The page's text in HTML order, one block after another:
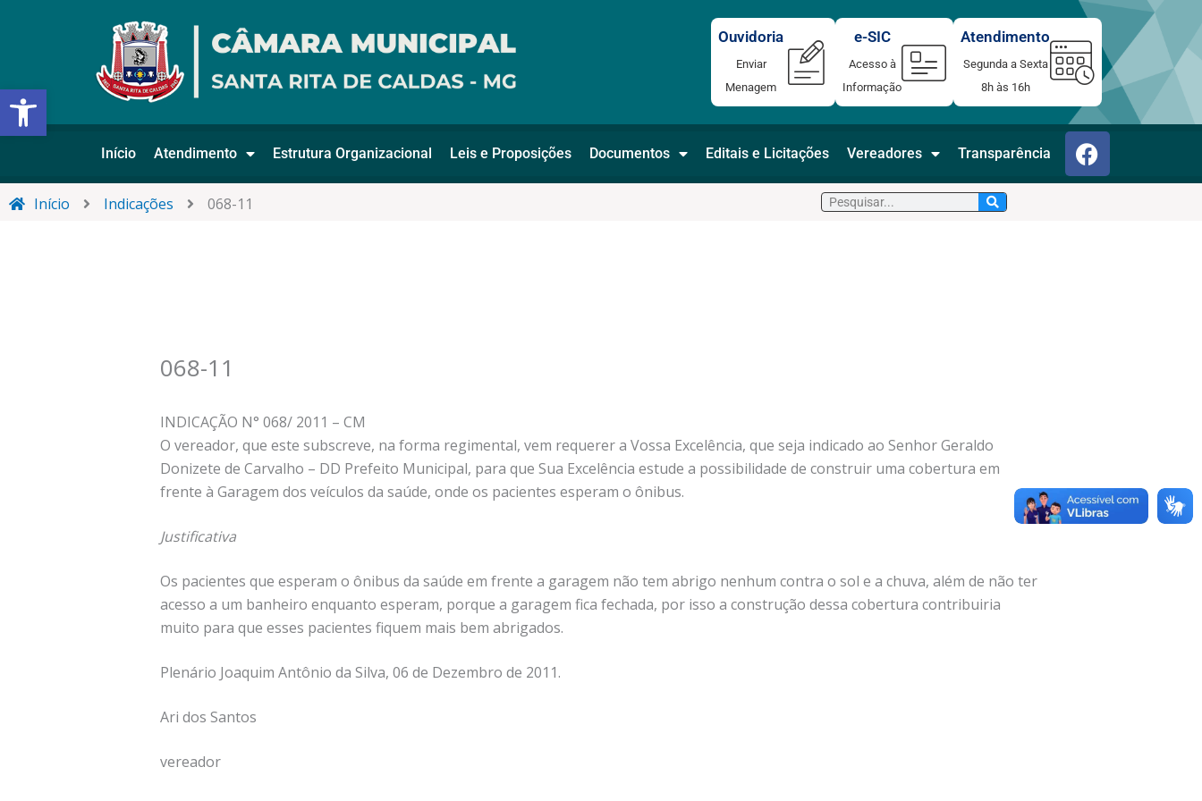
Abrir a barra de ferramentas
Atendimento
Segunda a Sexta
8h às 16h
e-SIC
Acesso à
Informação
Ouvidoria
Enviar
Menagem
Início Atendimento Estrutura Organizacional Leis e Proposições Documentos Editais e Licitações Vereadores Transparência F
a
c
Início Indicações 068-11 Pesquisar
068-11
INDICAÇÃO N° 068/ 2011 – CM
O vereador, que este subscreve, na forma regimental, vem requerer a Vossa Excelência, que seja indicado ao Senhor Geraldo
Donizete de Carvalho – DD Prefeito Municipal, para que Sua Excelência estude a possibilidade de construir uma cobertura em
frente à Garagem dos veículos da saúde, onde os pacientes esperam o ônibus.
Justificativa
Os pacientes que esperam o ônibus da saúde em frente a garagem não tem abrigo nenhum contra o sol e a chuva, além de não ter
acesso a um banheiro enquanto esperam, porque a garagem fica fechada, por isso a construção dessa cobertura contribuiria
muito para que esses pacientes fiquem mais bem abrigados.
Plenário Joaquim Antônio da Silva, 06 de Dezembro de 2011.
Ari dos Santos
vereador